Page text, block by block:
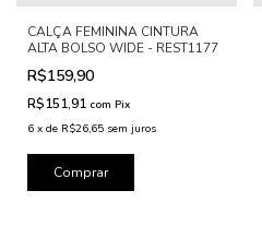
CALÇA FEMININA CINTURA
ALTA BOLSO WIDE - REST1177
R$159,90
R$151,91 com Pix
6 x de R$26,65 sem juros
Comprar